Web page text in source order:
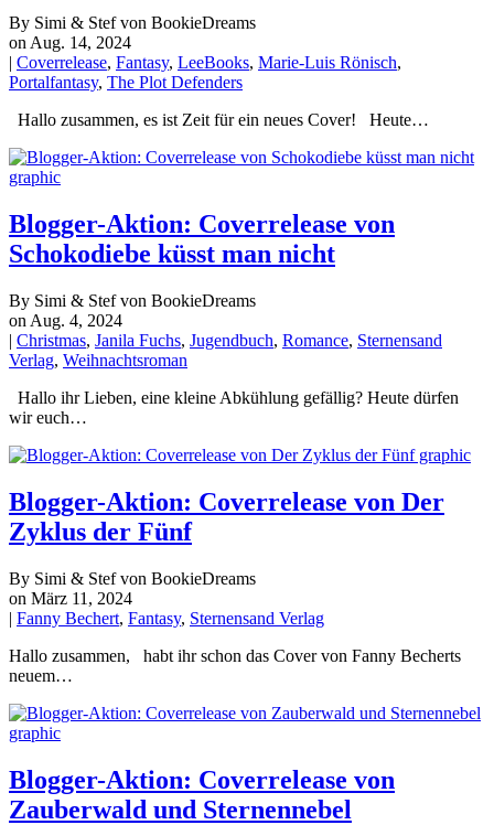
By Simi & Stef von BookieDreams
on Aug. 14, 2024
| Coverrelease, Fantasy, LeeBooks, Marie-Luis Rönisch,
Portalfantasy, The Plot Defenders
Hallo zusammen, es ist Zeit für ein neues Cover! Heute…
Blogger-Aktion: Coverrelease von
Schokodiebe küsst man nicht
By Simi & Stef von BookieDreams
on Aug. 4, 2024
| Christmas, Janila Fuchs, Jugendbuch, Romance, Sternensand
Verlag, Weihnachtsroman
Hallo ihr Lieben, eine kleine Abkühlung gefällig? Heute dürfen
wir euch…
Blogger-Aktion: Coverrelease von Der
Zyklus der Fünf
By Simi & Stef von BookieDreams
on März 11, 2024
| Fanny Bechert, Fantasy, Sternensand Verlag
Hallo zusammen, habt ihr schon das Cover von Fanny Becherts
neuem…
Blogger-Aktion: Coverrelease von
Zauberwald und Sternennebel